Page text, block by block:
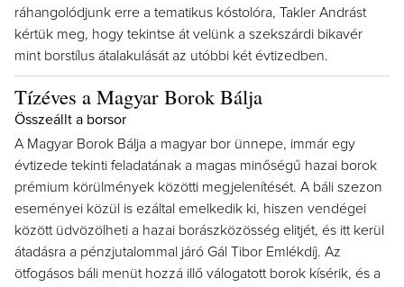
ráhangolódjunk erre a tematikus kóstolóra, Takler Andrást
kértük meg, hogy tekintse át velünk a szekszárdi bikavér
mint borstílus átalakulását az utóbbi két évtizedben.
Tízéves a Magyar Borok Bálja
Összeállt a borsor
A Magyar Borok Bálja a magyar bor ünnepe, immár egy
évtizede tekinti feladatának a magas minőségű hazai borok
prémium körülmények közötti megjelenítését. A báli szezon
eseményei közül is ezáltal emelkedik ki, hiszen vendégei
között üdvözölheti a hazai borászközösség elitjét, és itt kerül
átadásra a pénzjutalommal járó Gál Tibor Emlékdíj. Az
ötfogásos báli menüt hozzá illő válogatott borok kísérik, és a